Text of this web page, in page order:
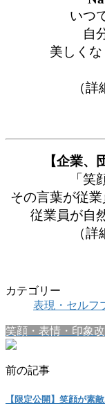
いつ
自
美しくな
（
【企業、
「笑
その言葉が従
従業員が自
（
カテゴリー
表現・セルフ
笑顔・表情・印象
前の記事
【限定公開】笑顔が素